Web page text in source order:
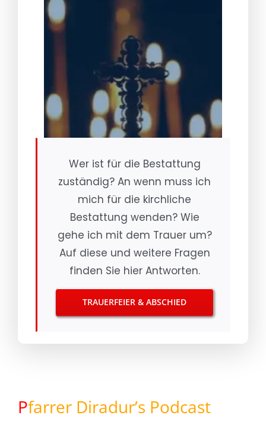
Wer ist für die Bestattung
zuständig? An wenn muss ich
mich für die kirchliche
Bestattung wenden? Wie
gehe ich mit dem Trauer um?
Auf diese und weitere Fragen
finden Sie hier Antworten.
TRAUERFEIER & ABSCHIED
Pfarrer Diradur’s Podcast